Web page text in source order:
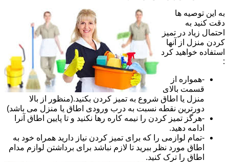
به این توصیه ها
دقت کنید به
احتمال زیاد در تمیز
کردن منزل از آنها
استفاده خواهید کرد
:
-همواره از
قسمت بالای
منزل یا اطاق شروع به تمیز کردن بکنید.(منظور از بالا
دورترین نقطه نسبت به درب ورودی اطاق یا منزل می باشد)
-هرگز تمیز کردن را نیمه کاره رها نکنید و تا پایین اطاق آنرا
ادامه دهید.
-تمام لوازمی را که برای تمیز کردن نیاز دارید همراه خود به
اطاق مورد نظر ببرید تا لازم نباشد برای برداشتن لوازم مدام
اطاق را ترک کنید.